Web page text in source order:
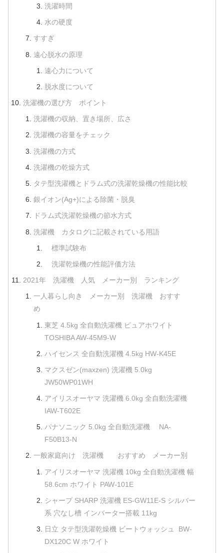
洗濯時間
水の硬度
すすぎ
遠心脱水の原理
遠心力について
脱水度について
洗濯機の選び方 ポイント
洗濯機の収納、置き場所、広さ
洗濯機の容量をチェック
洗濯機の方式
洗濯機の乾燥方式
タテ型洗濯機とドラム式の洗濯乾燥機の性能比較
銀イオン(Ag+)による除菌・脱臭
ドラム式洗濯乾燥機の節水方式
洗濯機 カタログに記載されている用語
標準試験布
洗濯乾燥機の性能評価方法
2021年 洗濯機 人気 メーカー別 ランキング
一人暮らし向き メーカー別 洗濯機 おすす
め
東芝 4.5kg 全自動洗濯機 ピュアホワイト
TOSHIBA AW-45M9-W
ハイセンス 全自動洗濯機 4.5kg HW-K45E
マクスゼン(maxzen) 洗濯機 5.0kg
JW50WP01WH
アイリスオーヤマ 洗濯機 6.0kg 全自動洗濯機
IAW-T602E
パナソニック 5.0kg 全自動洗濯機 NA-
F50B13-N
一般家庭向け 洗濯機 おすすめ メーカー別
アイリスオーヤマ 洗濯機 10kg 全自動洗濯機 幅
58.6cm ホワイト PAW-101E
シャープ SHARP 洗濯機 ES-GW11E-S シルバー
系 穴なし槽 インバーター搭載 11kg
日立 タテ型洗濯乾燥機 ビートウォッシュ BW-
DX120C W ホワイト